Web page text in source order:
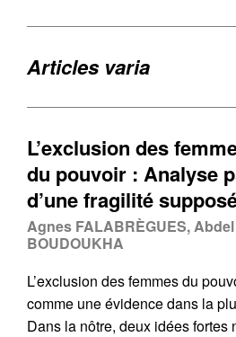
Articles varia
L’exclusion des
du pouvoir : Analyse
d’une fragilité
Agnes FALABRÈGUES,
BOUDOUKHA
L’exclusion des femmes du
comme une évidence dans la
Dans la nôtre, deux idées fortes